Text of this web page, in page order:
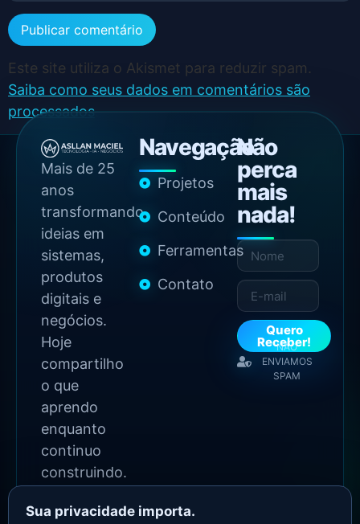
Este site utiliza o Akismet para reduzir spam.
Saiba como seus dados em comentários são
processados.
Mais de 25
anos
transformando
ideias em
sistemas,
produtos
digitais e
negócios.
Hoje
compartilho
o que
aprendo
enquanto
continuo
construindo.
Navegação
Projetos
Conteúdo
Ferramentas
Contato
Não
perca
mais
nada!
Quero
Receber!
NÃO
ENVIAMOS
SPAM
2026 Copyright - Todos
Sua privacidade importa.